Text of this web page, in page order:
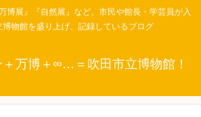
博展』『自然展』など、市民や館長・学芸員が入
博物館を盛り上げ、記録しているブログ
万博＋∞…＝吹田市立博物館！